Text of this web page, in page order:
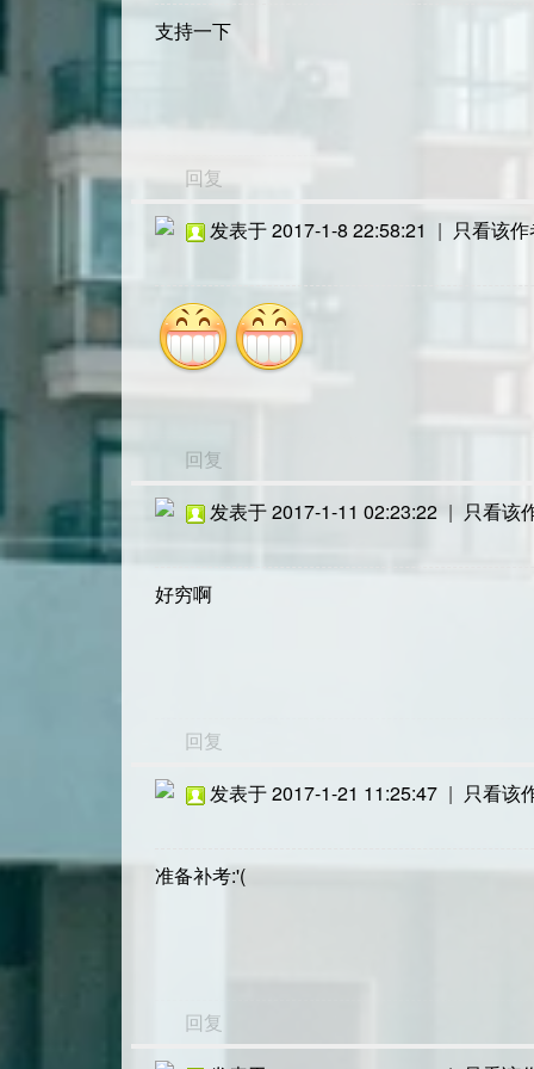
支持一下
回复
发表于 2017-1-8 22:58:21 | 只看该
回复
发表于 2017-1-11 02:23:22 | 只看该
好穷啊
回复
发表于 2017-1-21 11:25:47 | 只看该
准备补考:'(
回复